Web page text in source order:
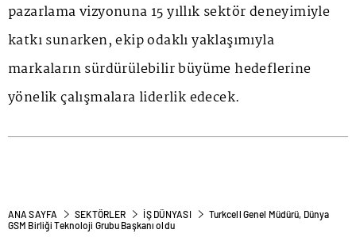
pazarlama vizyonuna 15 yıllık sektör deneyimiyle
katkı sunarken, ekip odaklı yaklaşımıyla
markaların sürdürülebilir büyüme hedeflerine
yönelik çalışmalara liderlik edecek.
ANA SAYFA SEKTÖRLER İŞ DÜNYASI
Turkcell Genel Müdürü, Dünya
GSM Birliği Teknoloji Grubu Başkanı oldu